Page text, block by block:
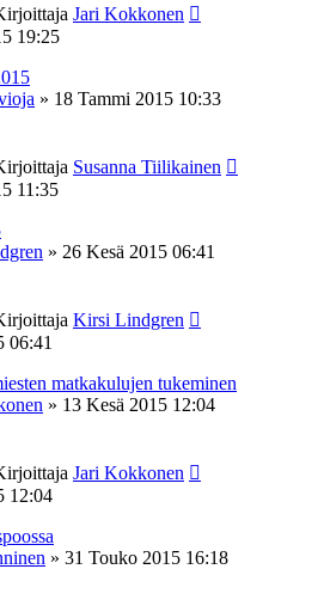
Jari Kokkonen
19:25
» 18 Tammi 2015 10:33
Susanna Tiilikainen
11:35
» 26 Kesä 2015 06:41
Kirsi Lindgren
06:41
matkakulujen tukeminen
» 13 Kesä 2015 12:04
Jari Kokkonen
12:04
» 31 Touko 2015 16:18